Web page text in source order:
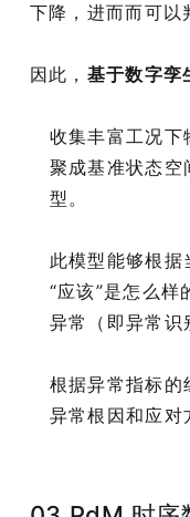
下降，进而而可以
因此， 基于数字孪
收集丰富工况下
聚成基准状态空
型。
此模型能够根
“应该”是怎么样
异常（即异常识
根据异常指标的
异常根因和应对